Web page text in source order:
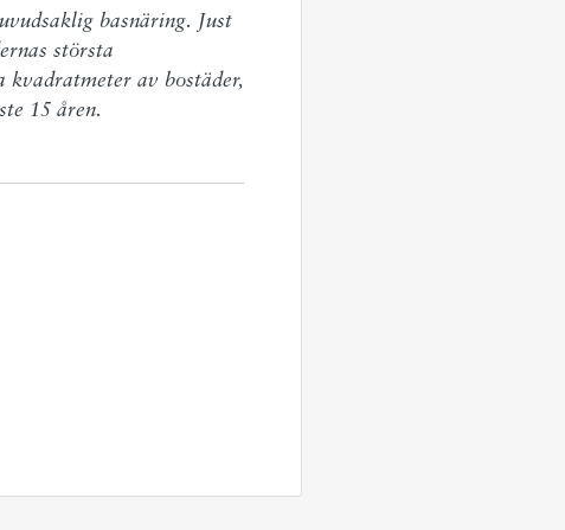
basnäring. Just
största
av bostäder,
15 åren.